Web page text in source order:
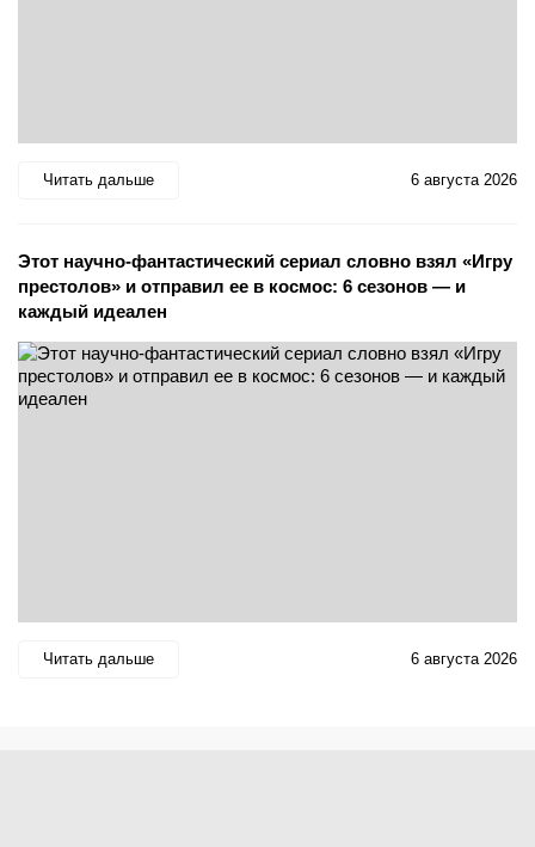
Читать дальше 6 августа 2026
Этот научно-фантастический сериал словно взял «Игру
престолов» и отправил ее в космос: 6 сезонов — и
каждый идеален
Читать дальше 6 августа 2026